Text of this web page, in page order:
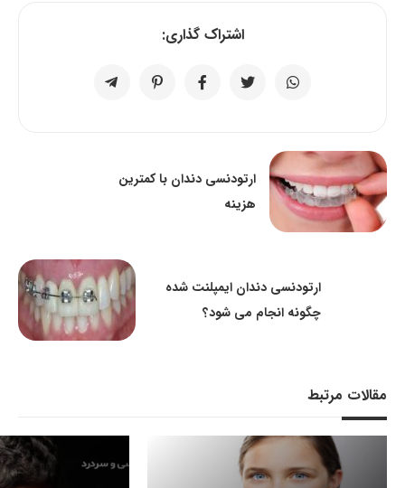
اشتراک گذاری:
ارتودنسی دندان با کمترین
هزینه
ارتودنسی دندان ایمپلنت شده
چگونه انجام می شود؟
مقالات مرتبط